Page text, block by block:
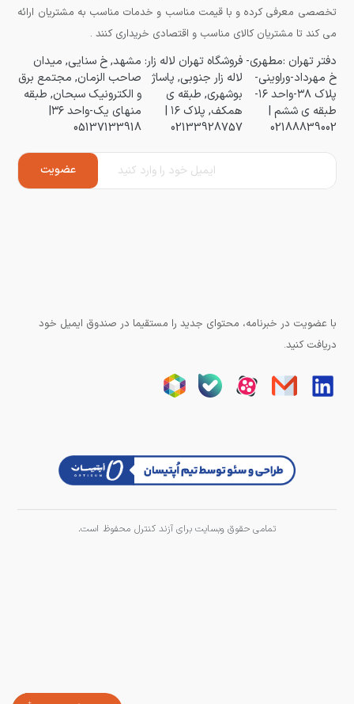
تخصصی معرفی کرده و با قیمت مناسب و خدمات مناسب به مشتریان ارائه
می کند تا مشتریان کالای مناسب و اقتصادی خریداری کنند .
دفتر تهران :مطهری-
خ مهرداد-وراوینی-
پلاک ۳۸-واحد ۱۶-
طبقه ی ششم |
02188839002
فروشگاه تهران لاله زار:
لاله زار جنوبی, پاساژ
بوشهری, طبقه ی
همکف, پلاک ۱۶ |
02133928757
مشهد, خ سنایی, میدان
صاحب الزمان, مجتمع برق
و الکترونیک سبحان, طبقه
منهای یک-واحد ۳۶|
05137133918
با عضویت در خبرنامه، محتوای جدید را مستقیما در صندوق ایمیل خود
دریافت کنید.
تمامی حقوق وبسایت برای آزند کنترل محفوظ است.